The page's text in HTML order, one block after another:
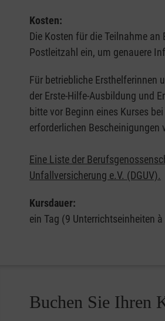
Kosten:
Die Kosten für die Teilnahme
Postleitzahl ein, um genauere
Für betriebliche Ersthelferinnen
der Erste-Hilfe-Ausbildung und
bitte vor Beginn eines Kurses
erforderlichen Bescheinigungen
Eine Liste der
Unfallversicherung e.V. (DGUV).
Kursdauer:
ein Tag (9 Unterrichtseinheiten
Buchen Sie Ihren